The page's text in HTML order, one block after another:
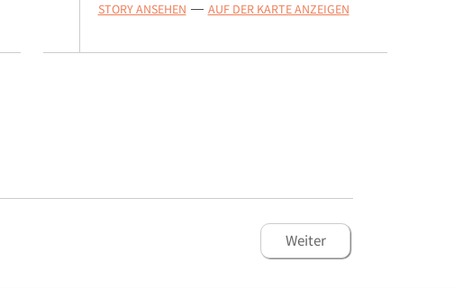
STORY ANSEHEN — AUF DER KARTE ANZEIGEN
Weiter